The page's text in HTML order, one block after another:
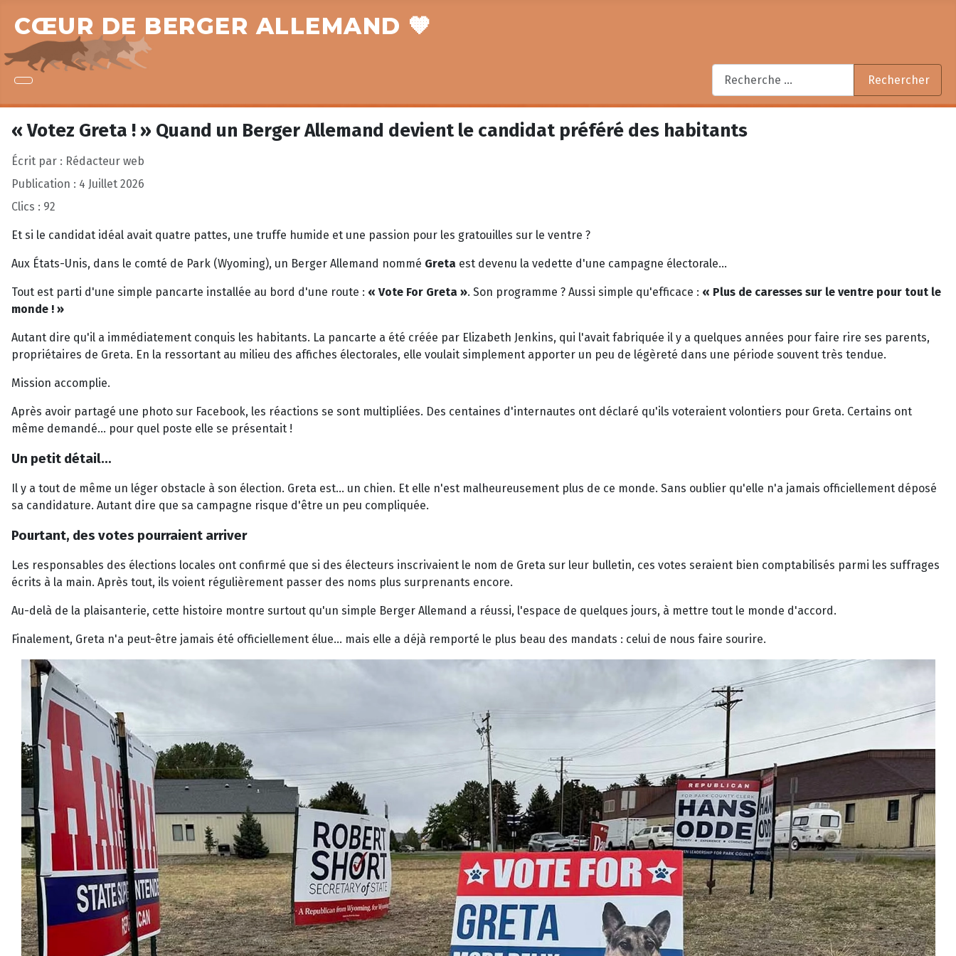
CŒUR DE BERGER ALLEMAND 🧡
Rechercher
Rechercher
« Votez Greta ! » Quand un Berger Allemand devient le candidat préféré des habitants
Écrit par : Rédacteur web
Publication : 4 Juillet 2026
Clics : 92
Et si le candidat idéal avait quatre pattes, une truffe humide et une passion pour les gratouilles sur le ventre ?
Aux États-Unis, dans le comté de Park (Wyoming), un Berger Allemand nommé Greta est devenu la vedette d'une campagne électorale...
Tout est parti d'une simple pancarte installée au bord d'une route : « Vote For Greta ». Son programme ? Aussi simple qu'efficace : « Plus de caresses sur le ventre pour tout le
monde ! »
Autant dire qu'il a immédiatement conquis les habitants. La pancarte a été créée par Elizabeth Jenkins, qui l'avait fabriquée il y a quelques années pour faire rire ses parents,
propriétaires de Greta. En la ressortant au milieu des affiches électorales, elle voulait simplement apporter un peu de légèreté dans une période souvent très tendue.
Mission accomplie.
Après avoir partagé une photo sur Facebook, les réactions se sont multipliées. Des centaines d'internautes ont déclaré qu'ils voteraient volontiers pour Greta. Certains ont
même demandé… pour quel poste elle se présentait !
Un petit détail…
Il y a tout de même un léger obstacle à son élection. Greta est… un chien. Et elle n'est malheureusement plus de ce monde. Sans oublier qu'elle n'a jamais officiellement déposé
sa candidature. Autant dire que sa campagne risque d'être un peu compliquée.
Pourtant, des votes pourraient arriver
Les responsables des élections locales ont confirmé que si des électeurs inscrivaient le nom de Greta sur leur bulletin, ces votes seraient bien comptabilisés parmi les suffrages
écrits à la main. Après tout, ils voient régulièrement passer des noms plus surprenants encore.
Au-delà de la plaisanterie, cette histoire montre surtout qu'un simple Berger Allemand a réussi, l'espace de quelques jours, à mettre tout le monde d'accord.
Finalement, Greta n'a peut-être jamais été officiellement élue… mais elle a déjà remporté le plus beau des mandats : celui de nous faire sourire.